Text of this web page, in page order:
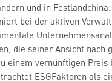
und in
bei der aktiven
die seiner Ansicht nach
einem vernünftigen Preis
ESGFaktoren als